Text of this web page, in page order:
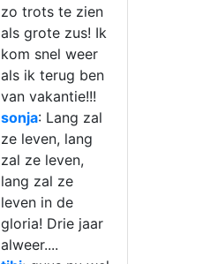
zo trots te zien
als grote zus! Ik
kom snel weer
als ik terug ben
van vakantie!!!
sonja: Lang zal
ze leven, lang
zal ze leven,
lang zal ze
leven in de
gloria! Drie jaar
alweer....